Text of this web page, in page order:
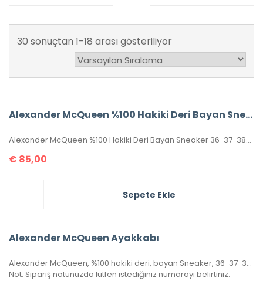
30 sonuçtan 1-18 arası gösteriliyor
Alexander McQueen %100 Hakiki Deri Bayan Sneaker
Alexander McQueen %100 Hakiki Deri Bayan Sneaker 36-37-38-39-40 Numaralar Mevcuttur.
€ 85,00
Sepete Ekle
Alexander McQueen Ayakkabı
Alexander McQueen, %100 hakiki deri, bayan Sneaker, 36-37-38-39-40 ölçülerinde pembe renk stoklara girmiştir.
Not: Sipariş notunuzda lütfen istediğiniz numarayı belirtiniz.